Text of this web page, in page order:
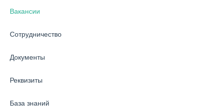
Вакансии
Сотрудничество
Документы
Реквизиты
База знаний